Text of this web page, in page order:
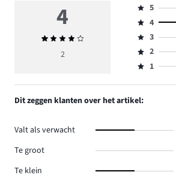
4
Gemiddelde
beoordeling
2
Beoordeling
5,
aantal
reviews
0.
5
Beoordeling
4,
aantal
reviews
4
Beoordeling
3,
aantal
3
Beoordeling
2,
0.
2
Beoordeling
1,
aantal
reviews
1
Dit zeggen klanten over het artikel:
Valt als verwacht
Te groot
Te klein